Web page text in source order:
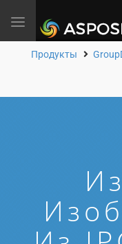
Toggle
navigation
Продукты